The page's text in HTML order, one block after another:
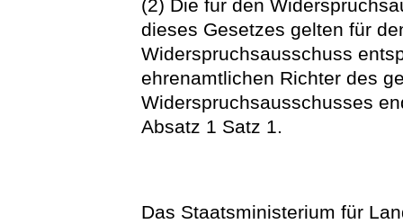
(2) Die für den
dieses Gesetzes gelten für
Widerspruchsausschuss
ehrenamtlichen Richter des
Widerspruchsausschusses
Absatz 1 Satz 1.
Das Staatsministerium für